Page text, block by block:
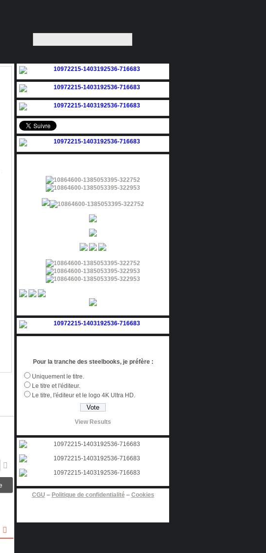
Pour la tranche des steelbooks, je préfère :
Uniquement le titre.
Le titre et l'éditeur.
Le titre, l'éditeur et le logo 4K Ultra HD.
View Results
CGU – Politique de confidentialité – Cookies